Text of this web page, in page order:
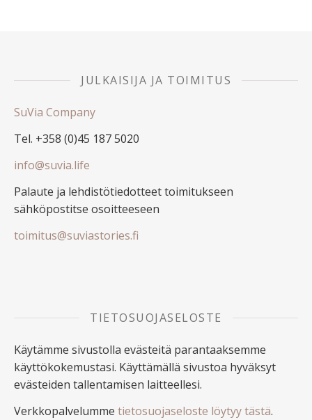
JULKAISIJA JA TOIMITUS
SuVia Company
Tel. +358 (0)45 187 5020
info@suvia.life
Palaute ja lehdistötiedotteet toimitukseen
sähköpostitse osoitteeseen
toimitus@suviastories.fi
TIETOSUOJASELOSTE
Käytämme sivustolla evästeitä parantaaksemme
käyttökokemustasi. Käyttämällä sivustoa hyväksyt
evästeiden tallentamisen laitteellesi.
Verkkopalvelumme tietosuojaseloste löytyy tästä.